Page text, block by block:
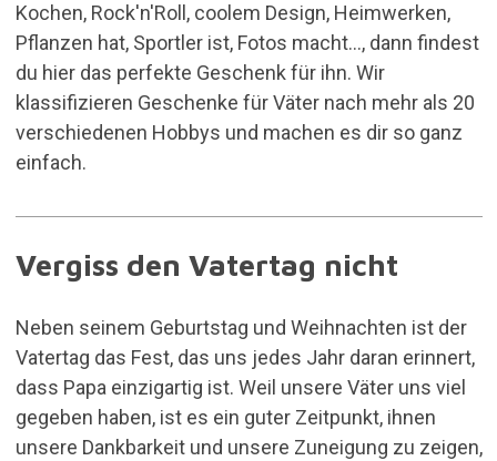
Kochen, Rock'n'Roll, coolem Design, Heimwerken,
Pflanzen hat, Sportler ist, Fotos macht..., dann findest
du hier das perfekte Geschenk für ihn. Wir
klassifizieren Geschenke für Väter nach mehr als 20
verschiedenen Hobbys und machen es dir so ganz
einfach.
Vergiss den Vatertag nicht
Neben seinem Geburtstag und Weihnachten ist der
Vatertag das Fest, das uns jedes Jahr daran erinnert,
dass Papa einzigartig ist. Weil unsere Väter uns viel
gegeben haben, ist es ein guter Zeitpunkt, ihnen
unsere Dankbarkeit und unsere Zuneigung zu zeigen,